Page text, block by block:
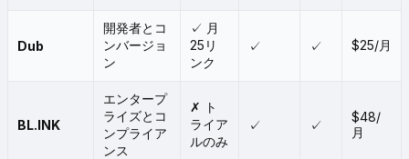
Dub
開発者とコ
ンバージョ
ン
✓ 月
25リ
ンク
✓ ✓ $25/月
BL.INK
エンタープ
ライズとコ
ンプライア
ンス
✗ ト
ライア
ルのみ
✓ ✓
$48/
月